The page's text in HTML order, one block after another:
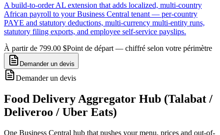
A build-to-order AL extension that adds localized, multi-country
African payroll to your Business Central tenant — per-country
PAYE and statutory deductions, multi-currency multi-entity runs,
statutory filing exports, and employee self-service payslips.
À partir de 799.00 $Point de départ — chiffré selon votre périmètre
Demander un devis
Demander un devis
Food Delivery Aggregator Hub (Talabat /
Deliveroo / Uber Eats)
One Business Central hub that pushes your menu, prices and out-of-